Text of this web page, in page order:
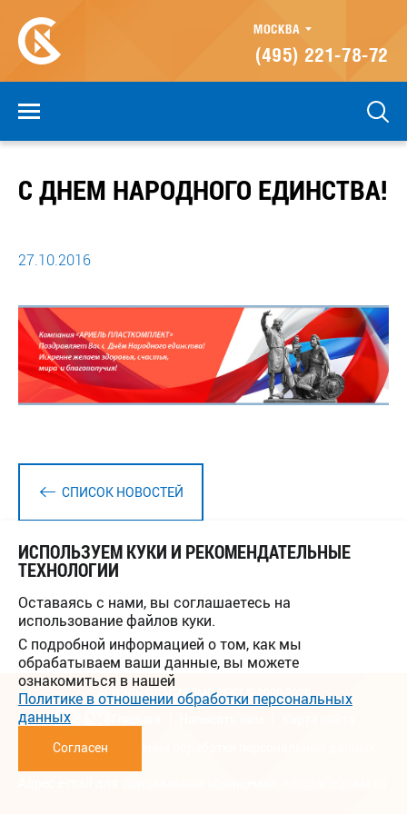
МОСКВА
(495) 221-78-72
С ДНЕМ НАРОДНОГО ЕДИНСТВА!
27.10.2016
СПИСОК НОВОСТЕЙ
ИСПОЛЬЗУЕМ КУКИ И РЕКОМЕНДАТЕЛЬНЫЕ
ТЕХНОЛОГИИ
Оставаясь с нами, вы соглашаетесь на
использование файлов куки.
С подробной информацией о том, как мы
обрабатываем ваши данные, вы можете
ознакомиться в нашей
Политике в отношении обработки персональных
данных
Согласен
АРИЭЛЬ ПЛАСТКОМПЛЕКТ © 2009-2026
Политика в отношении обработки персональных данных